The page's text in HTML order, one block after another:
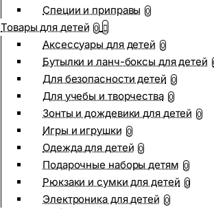
Специи и приправы 0
Товары для детей 0
Аксессуары для детей 0
Бутылки и ланч-боксы для детей
Для безопасности детей 0
Для учебы и творчества 0
Зонты и дождевики для детей 0
Игры и игрушки 0
Одежда для детей 0
Подарочные наборы детям 0
Рюкзаки и сумки для детей 0
Электроника для детей 0